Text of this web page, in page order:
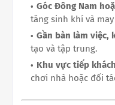
Góc Đông Nam
tăng sinh khí và
Gần bàn làm việc,
tạo và tập trung.
Khu vực tiếp khách
chơi nhà hoặc đối